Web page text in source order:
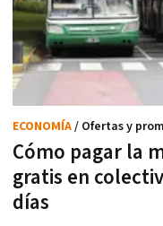
Cómo pagar la
gratis en
días
ECONOMÍA/ Ofertas y